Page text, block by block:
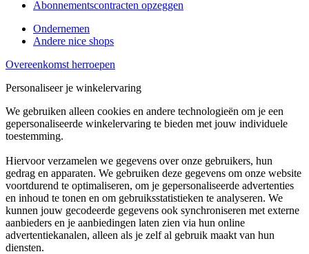
Abonnementscontracten opzeggen
Ondernemen
Andere nice shops
Overeenkomst herroepen
Personaliseer je winkelervaring
We gebruiken alleen cookies en andere technologieën om je een
gepersonaliseerde winkelervaring te bieden met jouw individuele
toestemming.
Hiervoor verzamelen we gegevens over onze gebruikers, hun
gedrag en apparaten. We gebruiken deze gegevens om onze website
voortdurend te optimaliseren, om je gepersonaliseerde advertenties
en inhoud te tonen en om gebruiksstatistieken te analyseren. We
kunnen jouw gecodeerde gegevens ook synchroniseren met externe
aanbieders en je aanbiedingen laten zien via hun online
advertentiekanalen, alleen als je zelf al gebruik maakt van hun
diensten.